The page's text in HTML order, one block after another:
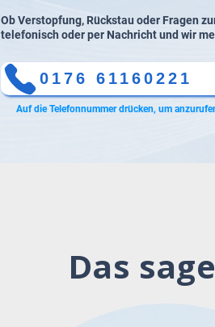
Ob Verstopfung, Rückstau oder Fragen
telefonisch oder per Nachricht und wir
0176 61160221
Auf die Telefonnummer drücken, um
Das